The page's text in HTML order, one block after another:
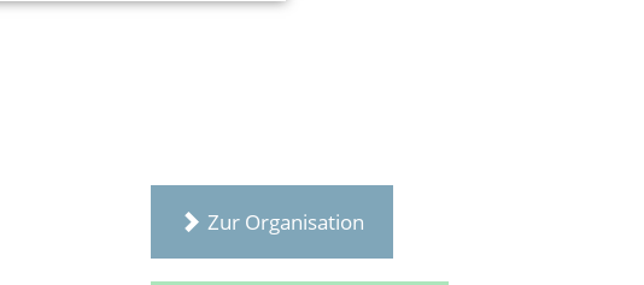
Zur Organisation